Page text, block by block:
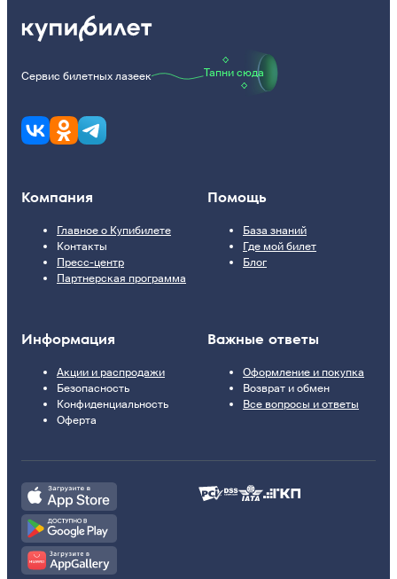
Сервис билетных лазеек Тапни сюда
Компания
Главное о Купибилете
Контакты
Пресс-центр
Партнерская программа
Помощь
База знаний
Где мой билет
Блог
Информация
Акции и распродажи
Безопасность
Конфиденциальность
Оферта
Важные ответы
Оформление и покупка
Возврат и обмен
Все вопросы и ответы